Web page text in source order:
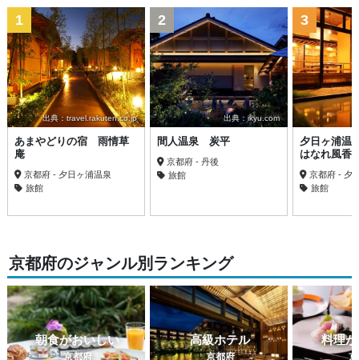
出典：travel.rakuten.co.jp
1
あまやどりの宿 雨情草
庵
京都府 - 夕日ヶ浦温泉
旅館
出典：ikyu.com
2
間人温泉 炭平
京都府 - 丹後
旅館
3
夕日ヶ浦
はなれ風香
京都府 - 夕
旅館
京都府のジャンル別ランキング
朝食がおいしい
京都府
高級ホテル
京都府
料理